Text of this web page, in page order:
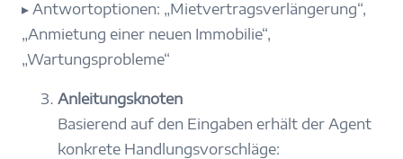
▸ Antwortoptionen: „Mietvertragsverlängerung“,
„Anmietung einer neuen Immobilie“,
„Wartungsprobleme“
Anleitungsknoten
Basierend auf den Eingaben erhält der Agent
konkrete Handlungsvorschläge: